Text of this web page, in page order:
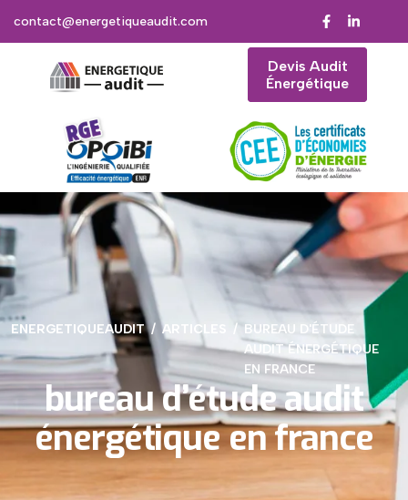
contact@energetiqueaudit.com
Devis Audit
Énergétique
ENERGETIQUEAUDIT ARTICLES
BUREAU D'ÉTUDE
AUDIT ÉNERGÉTIQUE
EN FRANCE
bureau d’étude audit
énergétique en france